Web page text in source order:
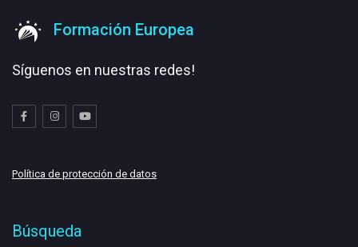
Formación Europea
Síguenos en nuestras redes!
Política de protección de datos
Búsqueda